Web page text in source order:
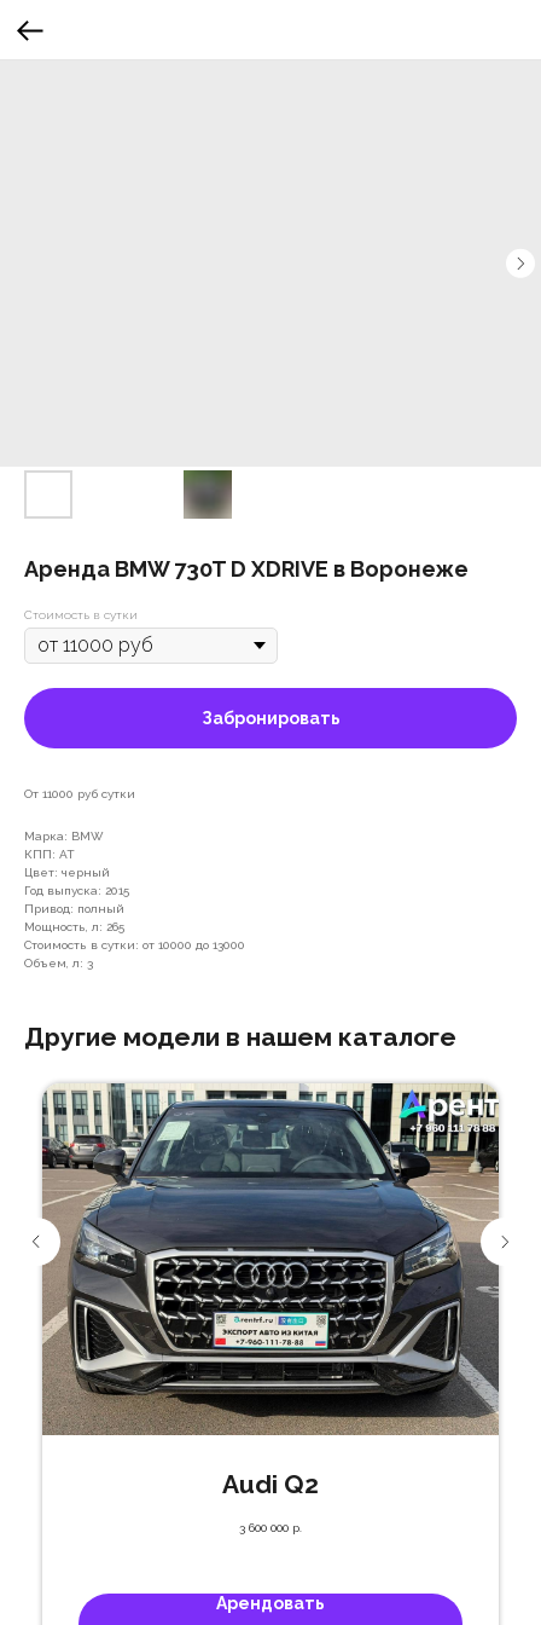
Аренда BMW 730T D XDRIVE в Воронеже
Стоимость в сутки
Забронировать
От 11000 руб сутки
Марка: BMW
КПП: АТ
Цвет: черный
Год выпуска: 2015
Привод: полный
Мощность, л: 265
Стоимость в сутки: от 10000 до 13000
Объем, л: 3
Другие модели в нашем каталоге
Audi Q2
3 600 000 р.
Арендовать